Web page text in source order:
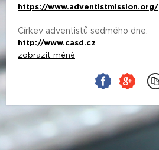
https://www.adventistmission.org/
Církev adventistů sedmého dne:
http://www.casd.cz
zobrazit méně